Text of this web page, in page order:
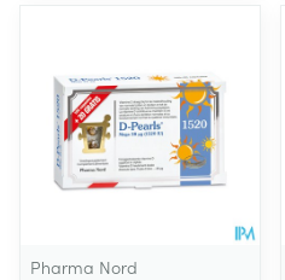
Pharma Nord